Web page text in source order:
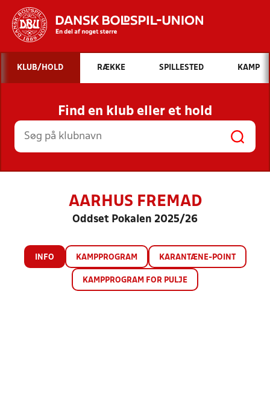
Hvad vil du søge efter?
INDHOLD OG NYHEDER
STILLINGER, RESULTATER, KLUBBER OG
HOLD
KLUB/HOLD RÆKKE SPILLESTED KAMP
Find en klub eller et hold
AARHUS FREMAD
Oddset Pokalen 2025/26
INFO KAMPPROGRAM KARANTÆNE-POINT
KAMPPROGRAM FOR PULJE